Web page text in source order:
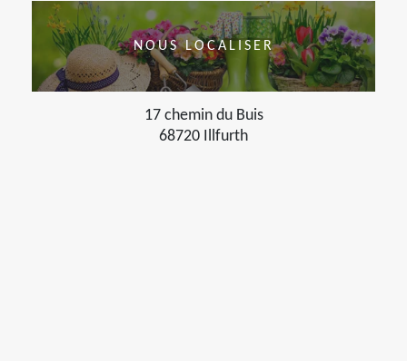
NOUS LOCALISER
17 chemin du Buis
68720 Illfurth